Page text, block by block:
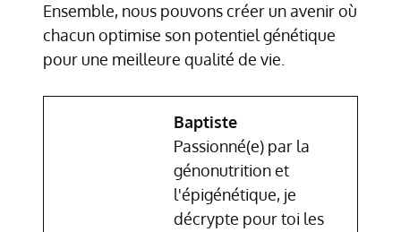
Ensemble, nous pouvons créer un avenir où
chacun optimise son potentiel génétique
pour une meilleure qualité de vie.
Baptiste
Passionné(e) par la
génonutrition et
l'épigénétique, je
décrypte pour toi les